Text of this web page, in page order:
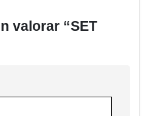
valorar “SET